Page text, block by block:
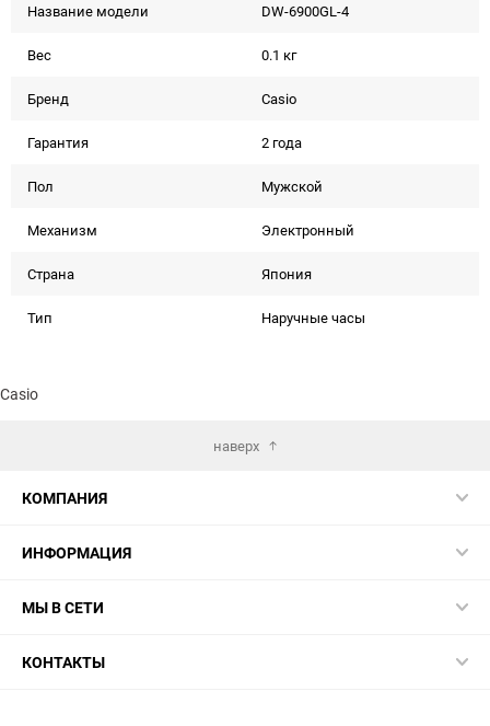
Название модели DW-6900GL-4
Вес 0.1 кг
Бренд Casio
Гарантия 2 года
Пол Мужской
Механизм Электронный
Страна Япония
Тип Наручные часы
Casio
наверх
КОМПАНИЯ
ИНФОРМАЦИЯ
МЫ В СЕТИ
КОНТАКТЫ